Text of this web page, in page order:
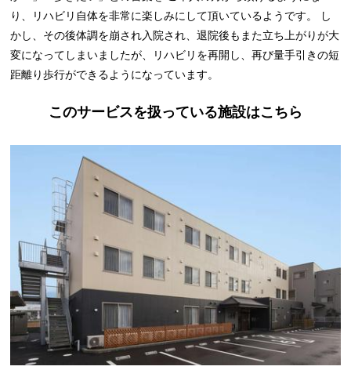
り、リハビリ自体を非常に楽しみにして頂いているようです。 し
かし、その後体調を崩され入院され、退院後もまた立ち上がりが大
変になってしまいましたが、リハビリを再開し、再び量手引きの短
距離り歩行ができるようになっています。
このサービスを扱っている施設はこちら